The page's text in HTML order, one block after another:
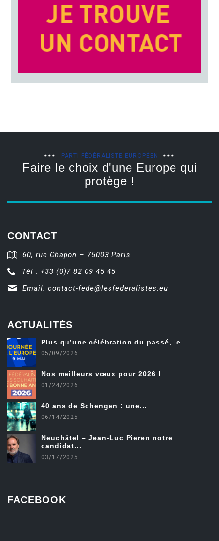
PARTI FÉDÉRALISTE EUROPÉEN
Faire le choix d'une Europe qui
protège !
CONTACT
60, rue Chapon – 75003 Paris
Tél : +33 (0)7 82 09 45 45
Email: contact-fede@lesfederalistes.eu
ACTUALITÉS
Plus qu’une célébration du passé, le...
05/09/2026
Nos meilleurs vœux pour 2026 !
01/24/2026
40 ans de Schengen : une...
06/14/2025
Neuchâtel – Jean-Luc Pieren notre
candidat...
03/17/2025
FACEBOOK